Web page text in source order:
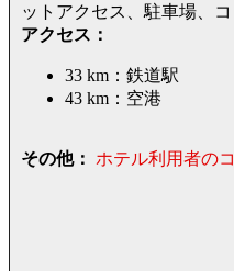
ットアクセス、駐車場、
アクセス：
33 km：鉄道駅
43 km：空港
その他： ホテル利用者の